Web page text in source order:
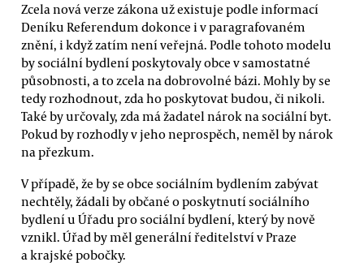
Zcela nová verze zákona už existuje podle informací
Deníku Referendum dokonce i v paragrafovaném
znění, i když zatím není veřejná. Podle tohoto modelu
by sociální bydlení poskytovaly obce v samostatné
působnosti, a to zcela na dobrovolné bázi. Mohly by se
tedy rozhodnout, zda ho poskytovat budou, či nikoli.
Také by určovaly, zda má žadatel nárok na sociální byt.
Pokud by rozhodly v jeho neprospěch, neměl by nárok
na přezkum.
V případě, že by se obce sociálním bydlením zabývat
nechtěly, žádali by občané o poskytnutí sociálního
bydlení u Úřadu pro sociální bydlení, který by nově
vznikl. Úřad by měl generální ředitelství v Praze
a krajské pobočky.